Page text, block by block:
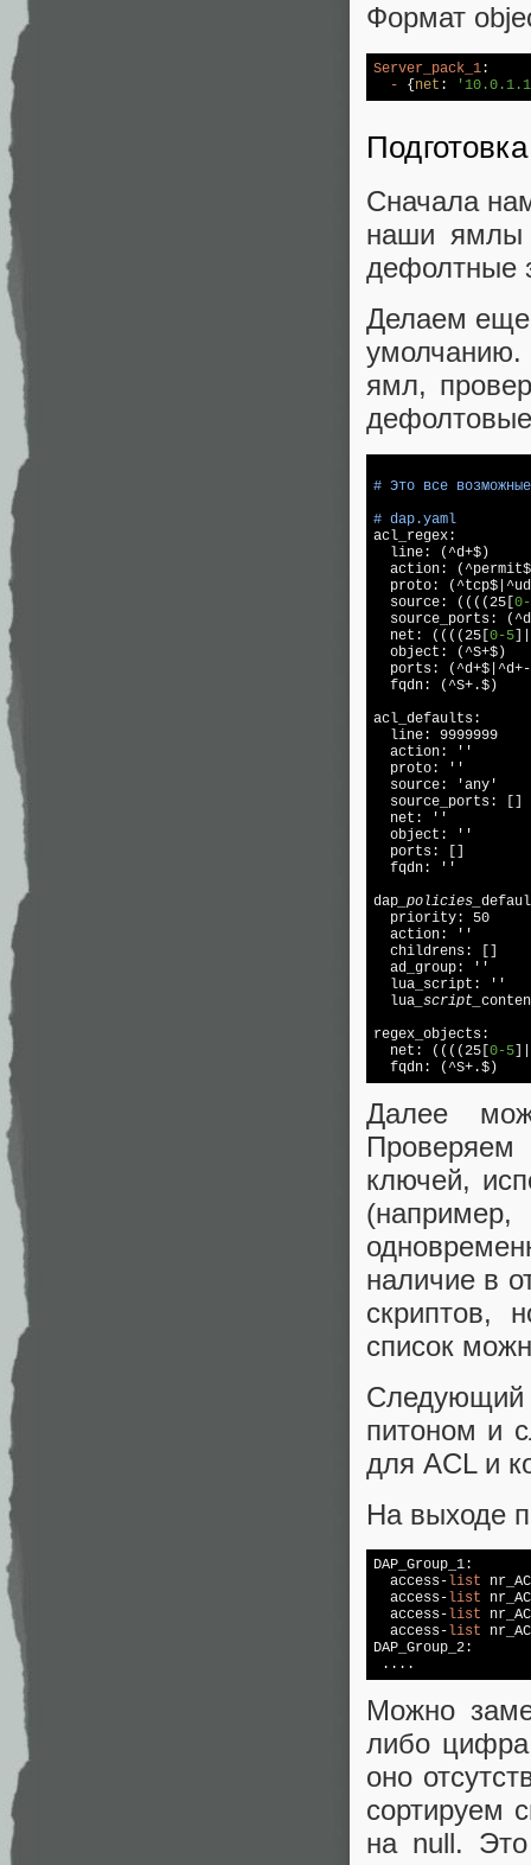
Формат
Server_pack_1:
- {net :
Подготовка
Сначала
наши ямлы
дефолтные
Делаем еще
ямл,
дефолтовые
# Это все
# dap.yaml
acl_regex:
  line: (^d+$)
action:
proto:
  source: ((((25[
source_ports:
  net: ((((25[
0-5
  object: (^S+$)
ports:
  fqdn: (^S+.$)
acl_defaults:
  line: 9999999
  action: ''
  proto: ''
  source: 'any'
  source_ports: []
  net: ''
  object: ''
  ports: []
  fqdn: ''
dap _policies_
  priority: 50
  action: ''
  childrens: []
  ad_group: ''
  lua_script: ''
  lua
_script_
regex_objects:
  net: ((((25[
0-5
  fqdn: (^S+.$)
Далее
ключей,
наличие в
скриптов,
список
Следующий
питоном и
для ACL и
На выходе
DAP_Group_1:
access- list
access- list
  access-
list
access- list
DAP_Group_2:
....
Можно
либо
оно
сортируем
на null.